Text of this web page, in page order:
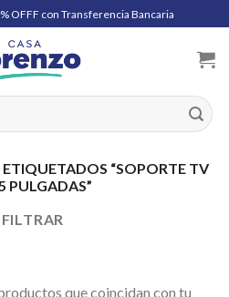
OFFF con Transferencia Bancaria
“SOPORTE TV
PULGADAS”
FILTRAR
que coincidan con tu